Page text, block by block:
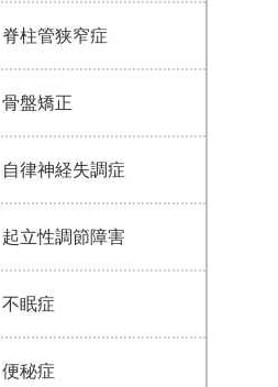
脊柱管狭窄症
骨盤矯正
自律神経失調症
起立性調節障害
不眠症
便秘症